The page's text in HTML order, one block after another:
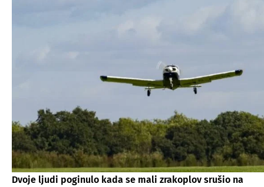
Dvoje ljudi poginulo kada se mali zrakoplov srušio na